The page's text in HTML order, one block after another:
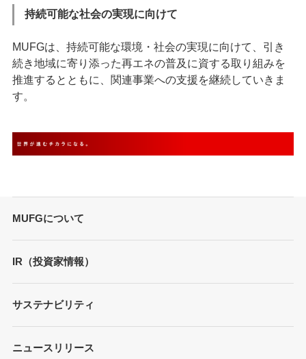
持続可能な社会の実現に向けて
MUFGは、持続可能な環境・社会の実現に向けて、引き
続き地域に寄り添った再エネの普及に資する取り組みを
推進するとともに、関連事業への支援を継続していきま
す。
MUFGについて
トップメッセージ
会社概要
MUFGブランド
ガバナンス
事業内容
IR（投資家情報）
財務情報
プレゼンテーション
債券・格付情報
サステナビリティ
各種レポート/データ/インデックス
ニュースリリース